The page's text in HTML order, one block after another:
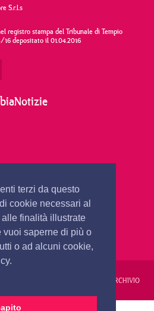
terzi da questo
cookie necessari al
finalità illustrate
vuoi saperne di più o
o ad alcuni cookie,
S.r.l.s
registro stampa del Tribunale di Tempio
16 depositato il 01.04.2016
E COOKIES ARCHIVIO